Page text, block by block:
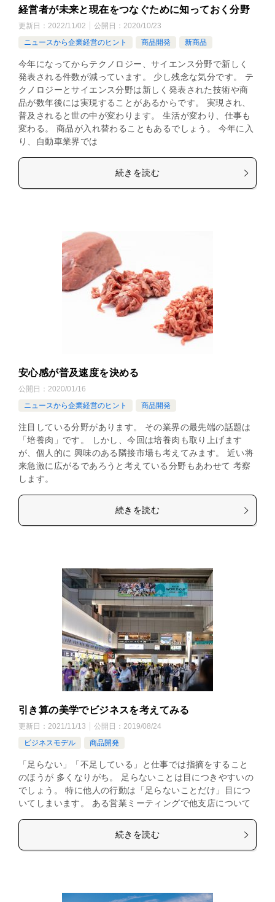
経営者が未来と現在をつなぐために知っておく分野
更新日： 2022/11/02 公開日： 2020/10/23
ニュースから企業経営のヒント
商品開発 新商品
今年になってからテクノロジー、サイエンス分野で新しく
発表される件数が減っています。 少し残念な気分です。 テ
クノロジーとサイエンス分野は新しく発表された技術や商
品が数年後には実現することがあるからです。 実現され、
普及されると世の中が変わります。 生活が変わり、仕事も
変わる。 商品が入れ替わることもあるでしょう。 今年に入
り、自動車業界では
続きを読む
安心感が普及速度を決める
公開日： 2020/01/16
ニュースから企業経営のヒント
商品開発
注目している分野があります。 その業界の最先端の話題は
「培養肉」です。 しかし、今回は培養肉も取り上げます
が、個人的に 興味のある隣接市場も考えてみます。 近い将
来急激に広がるであろうと考えている分野もあわせて 考察
します。
続きを読む
引き算の美学でビジネスを考えてみる
更新日： 2021/11/13 公開日： 2019/08/24
ビジネスモデル
商品開発
「足らない」「不足している」と仕事では指摘をすること
のほうが 多くなりがち。 足らないことは目につきやすいの
でしょう。 特に他人の行動は「足らないことだけ」目につ
いてしまいます。 ある営業ミーティングで他支店について
続きを読む